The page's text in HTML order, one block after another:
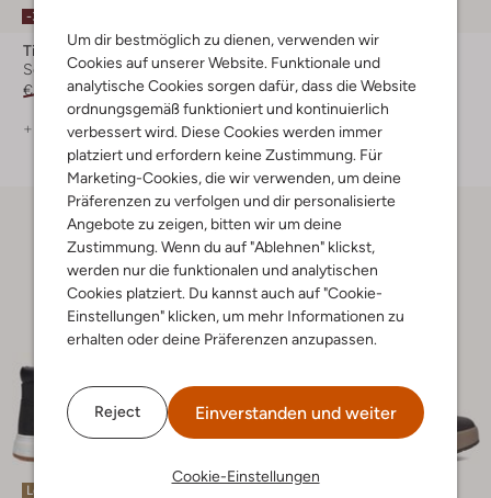
Um dir bestmöglich zu dienen, verwenden wir
Cookies auf unserer Website. Funktionale und
analytische Cookies sorgen dafür, dass die Website
ordnungsgemäß funktioniert und kontinuierlich
verbessert wird. Diese Cookies werden immer
platziert und erfordern keine Zustimmung. Für
Marketing-Cookies, die wir verwenden, um deine
Präferenzen zu verfolgen und dir personalisierte
Angebote zu zeigen, bitten wir um deine
Zustimmung. Wenn du auf "Ablehnen" klickst,
werden nur die funktionalen und analytischen
Cookies platziert. Du kannst auch auf "Cookie-
Einstellungen" klicken, um mehr Informationen zu
erhalten oder deine Präferenzen anzupassen.
Reject Einverstanden und weiter
Cookie-Einstellungen
-30%
Timberland
Schnürschuhe
€ 149,99 € 104,99
+ mehr farben
Timberland
Schnürschuhe
€ 159,99 € 111,99
+ mehr farben
Letzter Artikel